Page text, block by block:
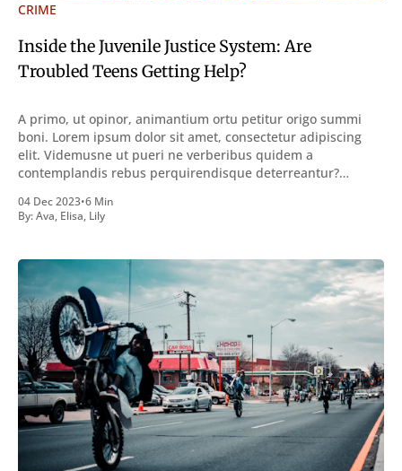
CRIME
Inside the Juvenile Justice System: Are
Troubled Teens Getting Help?
A primo, ut opinor, animantium ortu petitur origo summi
boni. Lorem ipsum dolor sit amet, consectetur adipiscing
elit. Videmusne ut pueri ne verberibus quidem a
contemplandis rebus perquirendisque deterreantur?
inveniri verbum potest quod magis idem declaret Latine,
quod Graece, quam declarat voluptas. Duo
04 Dec 2023•6 Min
By:Ava, Elisa, Lily